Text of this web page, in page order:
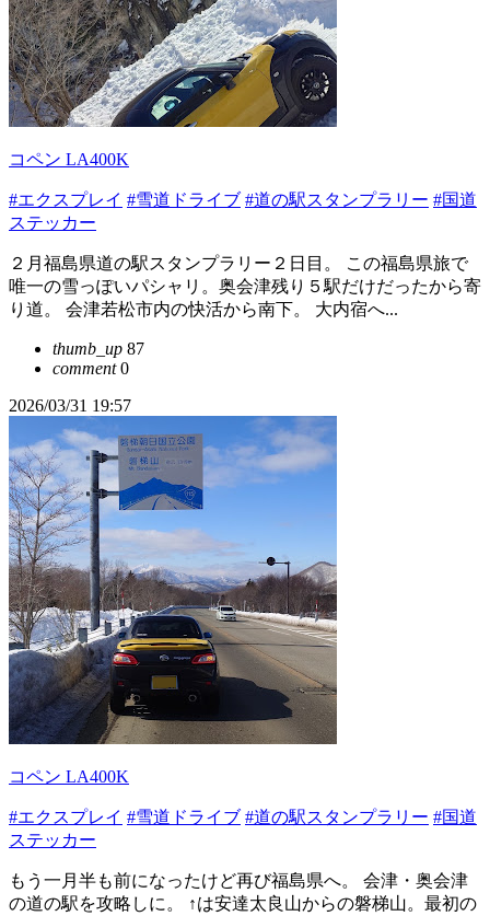
コペン LA400K
#エクスプレイ #雪道ドライブ #道の駅スタンプラリー #国道
ステッカー
２月福島県道の駅スタンプラリー２日目。 この福島県旅で
唯一の雪っぽいパシャリ。奥会津残り５駅だけだったから寄
り道。 会津若松市内の快活から南下。 大内宿へ...
thumb_up 87
comment0
2026/03/31 19:57
コペン LA400K
#エクスプレイ #雪道ドライブ #道の駅スタンプラリー #国道
ステッカー
もう一月半も前になったけど再び福島県へ。 会津・奥会津
の道の駅を攻略しに。 ↑は安達太良山からの磐梯山。最初の